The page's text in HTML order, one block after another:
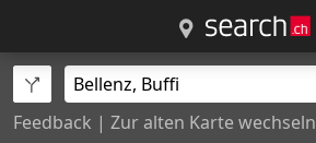
Feedback | Zur alten Karte wechseln